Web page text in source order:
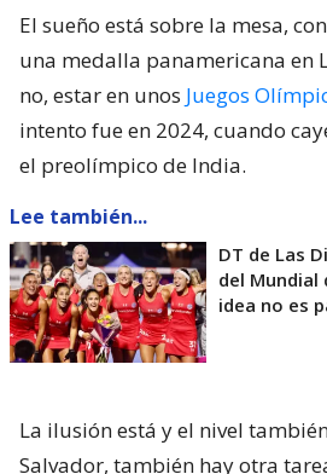
El sueño está sobre la mesa,
una medalla panamericana en
no, estar en unos Juegos
intento fue en 2024, cuando
el preolímpico de India.
Lee también...
DT de Las
del Mundial
idea no es
La ilusión está y el nivel
Salvador, también hay otra